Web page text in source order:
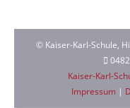
© Kaiser-Karl-Schule,
Kaiser-Karl-
Impressum |